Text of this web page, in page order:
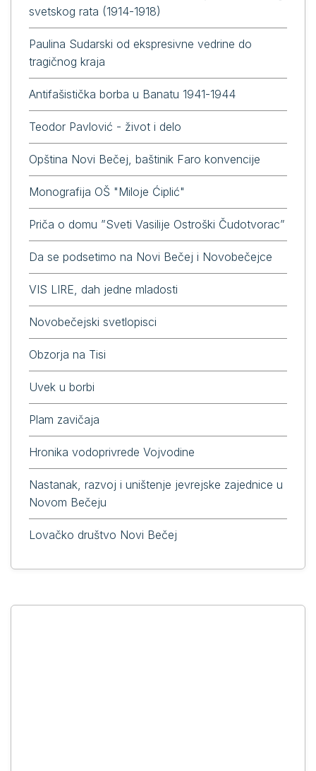
svetskog rata (1914-1918)
Paulina Sudarski od ekspresivne vedrine do
tragičnog kraja
Antifašistička borba u Banatu 1941-1944
Теоdоr Pаvlović - živоt i dеlо
Opština Novi Bečej, baštinik Faro konvencije
Monografija OŠ "Miloje Ćiplić"
Priča o domu ”Sveti Vasilije Ostroški Čudotvorac”
Da se podsetimo na Novi Bečej i Novobečejce
VIS LIRE, dah jedne mladosti
Novobečejski svetlopisci
Obzorja na Tisi
Uvek u borbi
Plam zavičaja
Hronika vodoprivrede Vojvodine
Nastanak, razvoj i uništenje jevrejske zajednice u
Novom Bečeju
Lovačko društvo Novi Bečej